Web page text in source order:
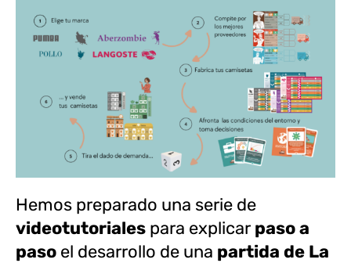
Hemos preparado una serie de
videotutoriales para explicarpaso a
paso el desarrollo de una partida de La